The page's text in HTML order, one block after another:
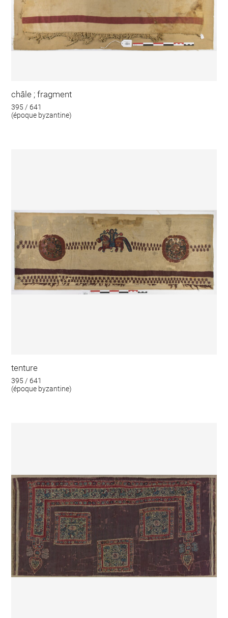
châle ; fragment
395 / 641
(époque byzantine)
tenture
395 / 641
(époque byzantine)